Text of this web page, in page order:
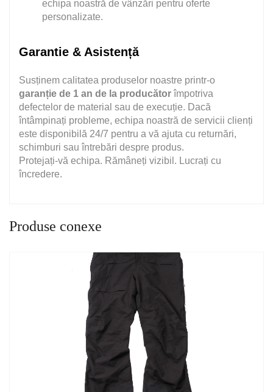
echipa noastră de vânzări pentru oferte
personalizate.
Garantie & Asistență
Susținem calitatea produselor noastre printr-o
garanție de 1 an de la producător împotriva
defectelor de material sau de execuție. Dacă
întâmpinați probleme, echipa noastră de servicii clienți
este disponibilă 24/7 pentru a vă ajuta cu returnări,
schimburi sau întrebări despre produs.
Protejați-vă echipa. Rămâneți vizibil. Lucrați cu
încredere.
Produse conexe